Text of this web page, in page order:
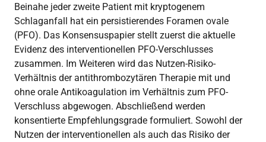
Beinahe jeder zweite Patient mit kryptogenem
Schlaganfall hat ein persistierendes Foramen ovale
(PFO). Das Konsensuspapier stellt zuerst die aktuelle
Evidenz des interventionellen PFO-Verschlusses
zusammen. Im Weiteren wird das Nutzen-Risiko-
Verhältnis der antithrombozytären Therapie mit und
ohne orale Antikoagulation im Verhältnis zum PFO-
Verschluss abgewogen. Abschließend werden
konsentierte Empfehlungsgrade formuliert. Sowohl der
Nutzen der interventionellen als auch das Risiko der